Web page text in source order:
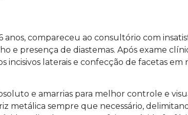
anos, compareceu ao consultório com
e presença de diastemas. Após exame
incisivos laterais e confecção de facetas em
e amarrias para melhor controle e
metálica sempre que necessário,